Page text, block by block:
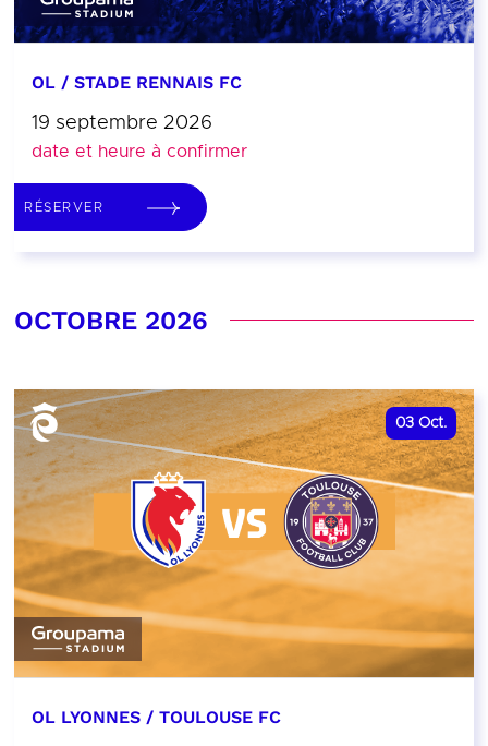
OL / STADE RENNAIS FC
19 septembre 2026
date et heure à confirmer
RÉSERVER
OCTOBRE 2026
03 Oct.
OL LYONNES / TOULOUSE FC